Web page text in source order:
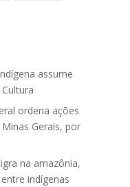
assume
ordena ações
Gerais, por
na amazônia,
indígenas